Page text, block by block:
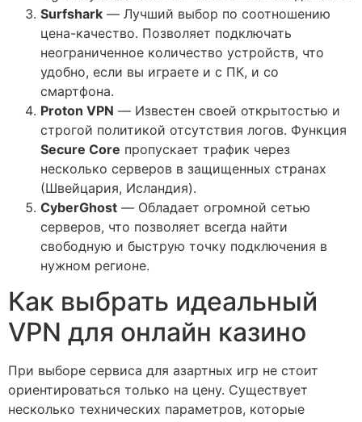
Surfshark — Лучший выбор по соотношению
цена-качество. Позволяет подключать
неограниченное количество устройств, что
удобно, если вы играете и с ПК, и со
смартфона.
Proton VPN — Известен своей открытостью и
строгой политикой отсутствия логов. Функция
Secure Core пропускает трафик через
несколько серверов в защищенных странах
(Швейцария, Исландия).
CyberGhost — Обладает огромной сетью
серверов, что позволяет всегда найти
свободную и быструю точку подключения в
нужном регионе.
Как выбрать идеальный
VPN для онлайн казино
При выборе сервиса для азартных игр не стоит
ориентироваться только на цену. Существует
несколько технических параметров, которые